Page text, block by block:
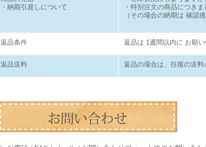
・納期引渡しについて
・特別注文の商品につき
（その場合の納期は 確認
返品条件 返品は 1週間以内に お願
返品送料 返品の場合は、往復の送